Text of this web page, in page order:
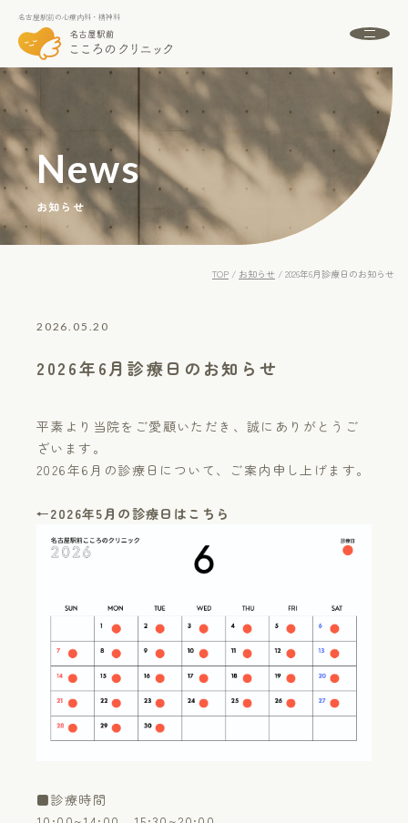
名古屋駅前の心療内科・精神科
News
お知らせ
TOP / お知らせ / 2026年6月診療日のお知らせ
2026.05.20
2026年6月診療日のお知らせ
平素より当院をご愛顧いただき、誠にありがとうご
ざいます。
2026年6月の診療日について、ご案内申し上げます。
←2026年5月の診療日はこちら
■診療時間
名古屋駅前の心療内科・精神科
About 名古屋駅前こころのクリニックとは
初めての方へ
Menu
Doctor ドクター紹介
News
WEB予約
プライバシーポリシー